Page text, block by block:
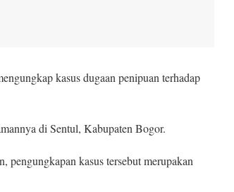
kasus dugaan penipuan terhadap
di Sentul, Kabupaten Bogor.
kasus tersebut merupakan